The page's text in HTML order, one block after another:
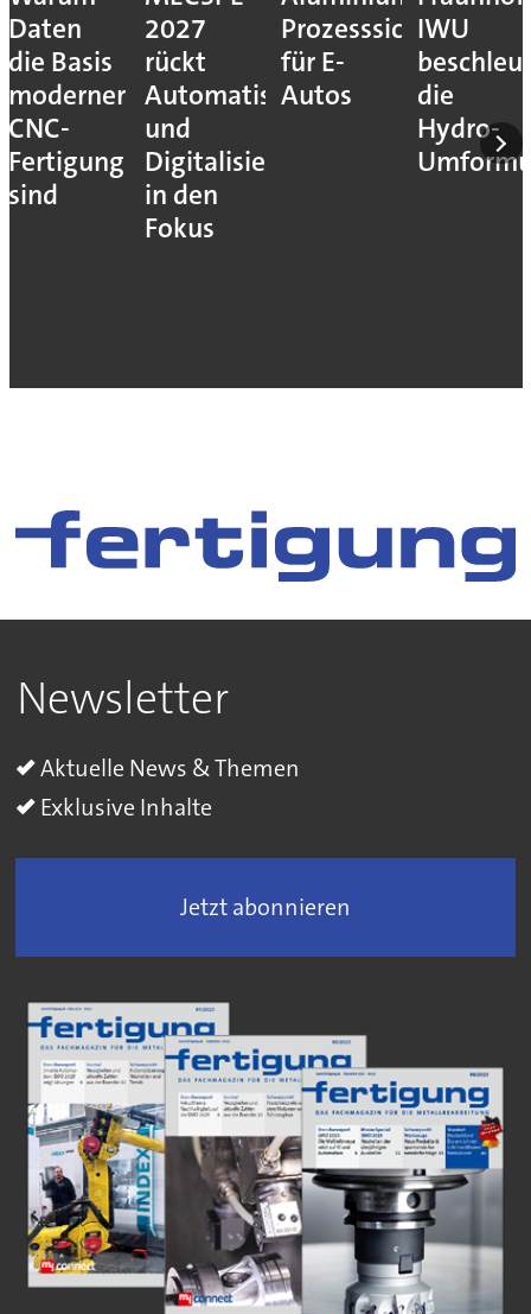
Daten
die Basis
moderner
CNC-
Fertigung
sind
2027
rückt
Automatisierung
und
Digitalisierung
in den
Fokus
Prozesssicher
für E-
Autos
IWU
die
Hydro-
Newsletter
Aktuelle News & Themen
Exklusive Inhalte
Jetzt abonnieren